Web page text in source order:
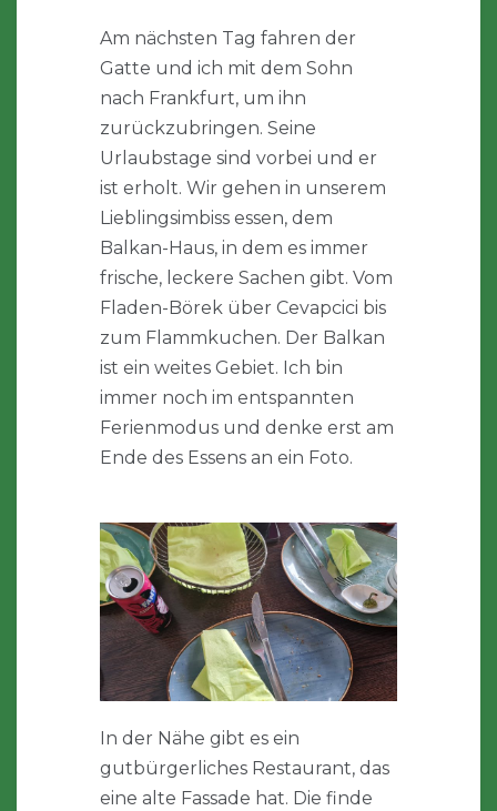
Am nächsten Tag fahren der
Gatte und ich mit dem Sohn
nach Frankfurt, um ihn
zurückzubringen. Seine
Urlaubstage sind vorbei und er
ist erholt. Wir gehen in unserem
Lieblingsimbiss essen, dem
Balkan-Haus, in dem es immer
frische, leckere Sachen gibt. Vom
Fladen-Börek über Cevapcici bis
zum Flammkuchen. Der Balkan
ist ein weites Gebiet. Ich bin
immer noch im entspannten
Ferienmodus und denke erst am
Ende des Essens an ein Foto.
In der Nähe gibt es ein
gutbürgerliches Restaurant, das
eine alte Fassade hat. Die finde